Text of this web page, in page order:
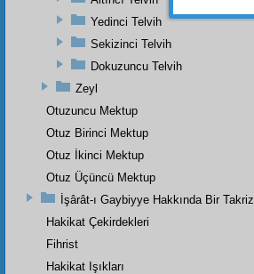
Yedinci Telvih
Sekizinci Telvih
Dokuzuncu Telvih
Zeyl
Otuzuncu Mektup
Otuz Birinci Mektup
Otuz İkinci Mektup
Otuz Üçüncü Mektup
İşârât-ı Gaybiyye Hakkında Bir Takriz
Hakikat Çekirdekleri
Fihrist
Hakikat Işıkları